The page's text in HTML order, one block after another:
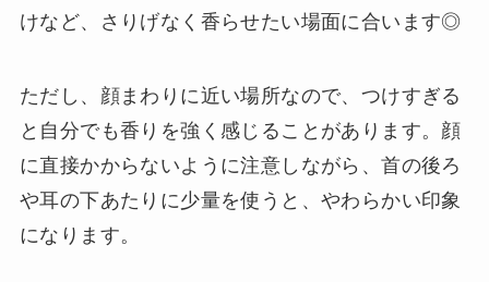
けなど、さりげなく香らせたい場面に合います◎
ただし、顔まわりに近い場所なので、つけすぎる
と自分でも香りを強く感じることがあります。顔
に直接かからないように注意しながら、首の後ろ
や耳の下あたりに少量を使うと、やわらかい印象
になります。